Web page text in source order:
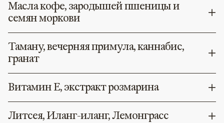
Масла кофе, зародышей пшеницы и
семян моркови
Таману, вечерняя примула, каннабис,
гранат
Витамин Е, экстракт розмарина
Литсея, Иланг-иланг, Лемонграсс